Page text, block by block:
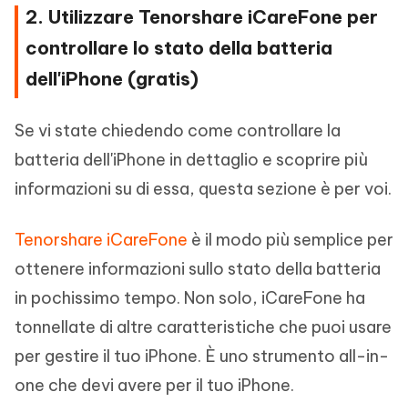
2. Utilizzare Tenorshare iCareFone per
controllare lo stato della batteria
dell'iPhone (gratis)
Se vi state chiedendo come controllare la
batteria dell'iPhone in dettaglio e scoprire più
informazioni su di essa, questa sezione è per voi.
Tenorshare iCareFone è il modo più semplice per
ottenere informazioni sullo stato della batteria
in pochissimo tempo. Non solo, iCareFone ha
tonnellate di altre caratteristiche che puoi usare
per gestire il tuo iPhone. È uno strumento all-in-
one che devi avere per il tuo iPhone.